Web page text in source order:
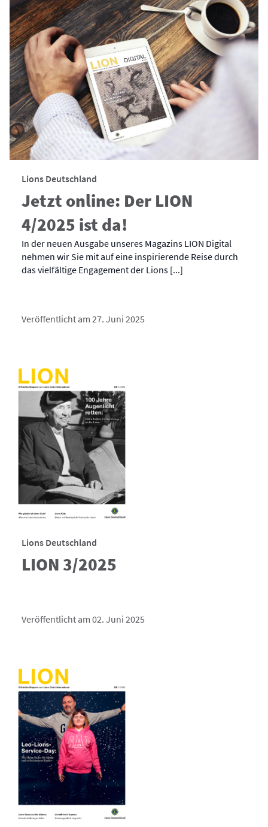
Lions Deutschland
Jetzt online: Der LION
4/2025 ist da!
In der neuen Ausgabe unseres Magazins LION Digital
nehmen wir Sie mit auf eine inspirierende Reise durch
das vielfältige Engagement der Lions [...]
Veröffentlicht am 27. Juni 2025
Lions Deutschland
LION 3/2025
Veröffentlicht am 02. Juni 2025